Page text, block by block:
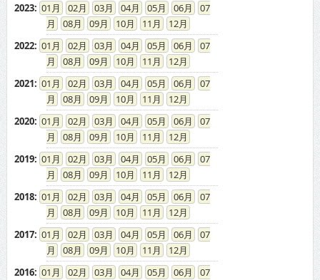
2023: 01 02 03 04 05 06
07
08
09 10 11
12
2022: 01 02 03 04 05 06
07
08
09 10 11
12
2021: 01 02 03 04 05 06
07
08
09 10 11
12
2020: 01 02 03 04 05 06
07
08
09 10 11
12
2019: 01 02 03 04 05 06
07
08
09 10 11
12
2018: 01 02 03 04 05 06
07
08
09 10 11
12
2017: 01 02 03 04 05 06
07
08
09 10 11
12
2016: 01 02 03 04 05 06
07